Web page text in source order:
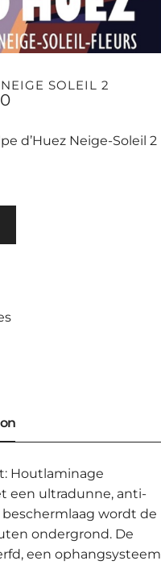
SOLEIL 2
d’Huez Neige-Soleil 2
Houtlaminage
een ultradunne, anti-
wordt de
ondergrond. De
een ophangsysteem